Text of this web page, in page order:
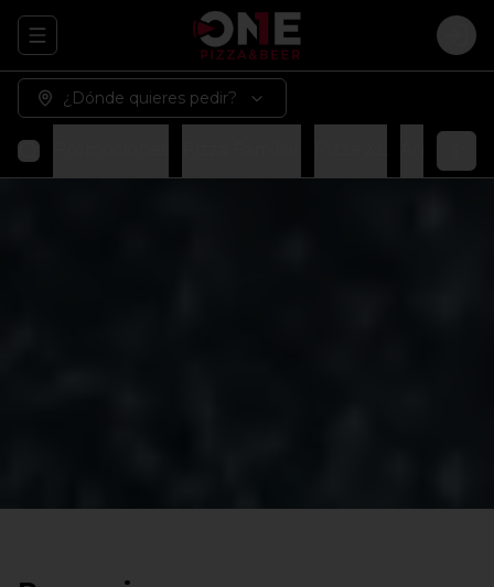
Abrir menu de navegación
¿Dónde quieres pedir?